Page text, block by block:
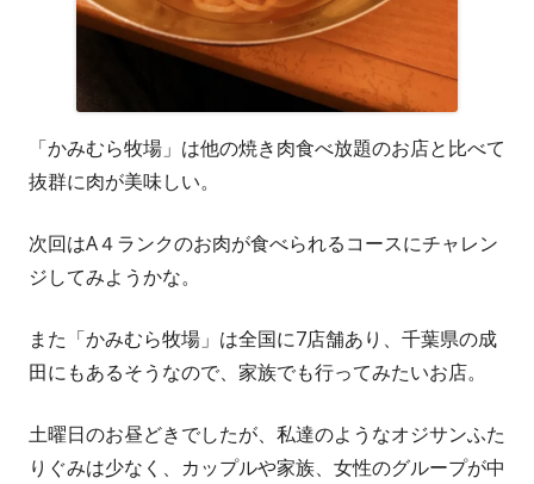
「かみむら牧場」は他の焼き肉食べ放題のお店と比べて
抜群に肉が美味しい。
次回はA４ランクのお肉が食べられるコースにチャレン
ジしてみようかな。
また「かみむら牧場」は全国に7店舗あり、千葉県の成
田にもあるそうなので、家族でも行ってみたいお店。
土曜日のお昼どきでしたが、私達のようなオジサンふた
りぐみは少なく、カップルや家族、女性のグループが中